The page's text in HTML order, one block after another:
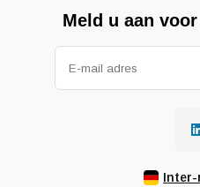
Meld u aan
Inter-